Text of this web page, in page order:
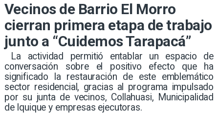
Vecinos de Barrio El Morro
cierran primera etapa de trabajo
junto a “Cuidemos Tarapacá”
​ La actividad permitió entablar un espacio de
conversación sobre el positivo efecto que ha
significado la restauración de este emblemático
sector residencial, gracias al programa impulsado
por su junta de vecinos, Collahuasi, Municipalidad
de Iquique y empresas ejecutoras. ​